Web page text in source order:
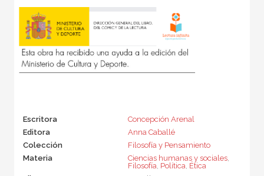
Escritora
Concepción Arenal
Editora
Anna Caballé
Colección
Filosofía y Pensamiento
Materia
Ciencias humanas y sociales,
Filosofía, Política, Ética